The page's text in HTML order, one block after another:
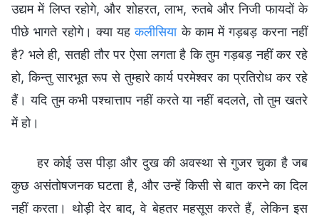
उद्यम में लिप्त रहोगे, और शोहरत, लाभ, रुतबे और निजी फायदों के
पीछे भागते रहोगे। क्या यहकलीसियाके काम में गड़बड़ करना नहीं
है? भले ही, सतही तौर पर ऐसा लगता है कि तुम गड़बड़ नहीं कर रहे
हो, किन्तु सारभूत रूप से तुम्हारे कार्य परमेश्वर का प्रतिरोध कर रहे
हैं। यदि तुम कभी पश्चात्ताप नहीं करते या नहीं बदलते, तो तुम खतरे
में हो।
हर कोई उस पीड़ा और दुख की अवस्था से गुजर चुका है जब
कुछ असंतोषजनक घटता है, और उन्हें किसी से बात करने का दिल
नहीं करता। थोड़ी देर बाद, वे बेहतर महसूस करते हैं, लेकिन इस